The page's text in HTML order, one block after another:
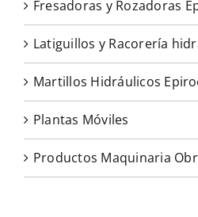
Fresadoras y Rozadoras
Latiguillos y Racorería
Martillos Hidráulicos
Plantas Móviles
Productos Maquinaria